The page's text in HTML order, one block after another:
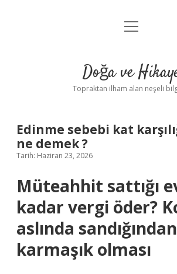
Anasayfa
Yasal Uyarı
menüyü
Doğa ve
Topraktan ilham alan neşeli
Edinme sebebi kat
ne demek ?
Tarih: Haziran 23, 2026
Müteahhit sattığı
kadar vergi öder?
aslında
karmaşık olması